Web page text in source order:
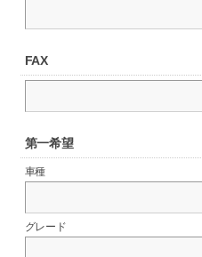
FAX
第一希望
車種
グレード